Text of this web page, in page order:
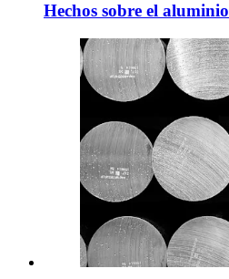
Hechos sobre el aluminio